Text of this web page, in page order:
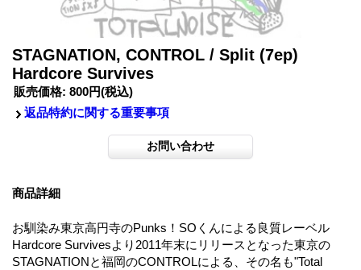
STAGNATION, CONTROL / Split (7ep)
Hardcore Survives
販売価格: 800円(税込)
返品特約に関する重要事項
商品詳細
お馴染み東京高円寺のPunks！SOくんによる良質レーベル
Hardcore Survivesより2011年末にリリースとなった東京の
STAGNATIONと福岡のCONTROLによる、その名も"Total